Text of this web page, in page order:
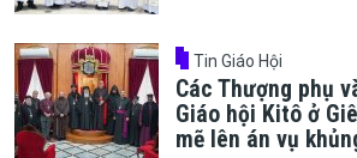
Tin Giáo Hội
Các Thượng phụ
Giáo hội Kitô ở
mẽ lên án vụ